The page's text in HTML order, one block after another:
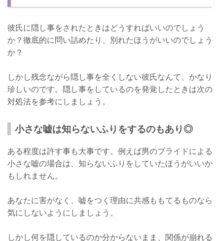
彼氏に隠し事をされたときはどうすればいいのでしょう
か？徹底的に問い詰めたり、別れたほうがいいのでしょう
か？
しかし残念ながら隠し事を全くしない彼氏なんて、かなり
珍しいのです。隠し事をしているのを発覚したときは次の
対処法を参考にしましょう。
小さな嘘は知らないふりをするのもあり◎
ある程度は許す事も大事です。例えば男のプライドによる
小さな嘘の場合は、知らないふりをしていたほうがいいか
もしれません。
あなたに害がなく、嘘をつく理由に共感ももてるものなら
気にしないようにしましょう。
しかし何を隠しているのか分からないまま、関係が崩れる